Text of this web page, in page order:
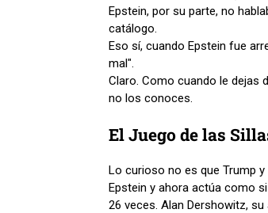
Epstein, por su parte, no
catálogo.
Eso sí, cuando Epstein fue
mal".
Claro. Como cuando le dejas
no los conoces.
El Juego de las
Lo curioso no es que Trump
Epstein y ahora actúa como
26 veces. Alan Dershowitz,